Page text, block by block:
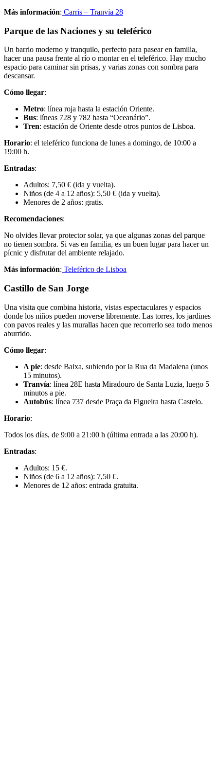
Más información: Carris – Tranvía 28
Parque de las Naciones y su teleférico
Un barrio moderno y tranquilo, perfecto para pasear en familia,
hacer una pausa frente al río o montar en el teleférico. Hay mucho
espacio para caminar sin prisas, y varias zonas con sombra para
descansar.
Cómo llegar:
Metro: línea roja hasta la estación Oriente.
Bus: líneas 728 y 782 hasta “Oceanário”.
Tren: estación de Oriente desde otros puntos de Lisboa.
Horario: el teleférico funciona de lunes a domingo, de 10:00 a
19:00 h.
Entradas:
Adultos: 7,50 € (ida y vuelta).
Niños (de 4 a 12 años): 5,50 € (ida y vuelta).
Menores de 2 años: gratis.
Recomendaciones:
No olvides llevar protector solar, ya que algunas zonas del parque
no tienen sombra. Si vas en familia, es un buen lugar para hacer un
pícnic y disfrutar del ambiente relajado.
Más información: Teleférico de Lisboa
Castillo de San Jorge
Una visita que combina historia, vistas espectaculares y espacios
donde los niños pueden moverse libremente. Las torres, los jardines
con pavos reales y las murallas hacen que recorrerlo sea todo menos
aburrido.
Cómo llegar:
A pie: desde Baixa, subiendo por la Rua da Madalena (unos
15 minutos).
Tranvía: línea 28E hasta Miradouro de Santa Luzia, luego 5
minutos a pie.
Autobús: línea 737 desde Praça da Figueira hasta Castelo.
Horario:
Todos los días, de 9:00 a 21:00 h (última entrada a las 20:00 h).
Entradas:
Adultos: 15 €.
Niños (de 6 a 12 años): 7,50 €.
Menores de 12 años: entrada gratuita.